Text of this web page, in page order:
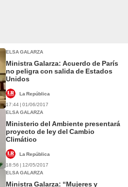
ELSA GALARZA
Ministra Galarza: Acuerdo de París
no peligra con salida de Estados
Unidos
La República
17:44 | 01/06/2017
ELSA GALARZA
Ministerio del Ambiente presentará
proyecto de ley del Cambio
Climático
La República
18:56 | 12/05/2017
ELSA GALARZA
Ministra Galarza: “Mujeres y